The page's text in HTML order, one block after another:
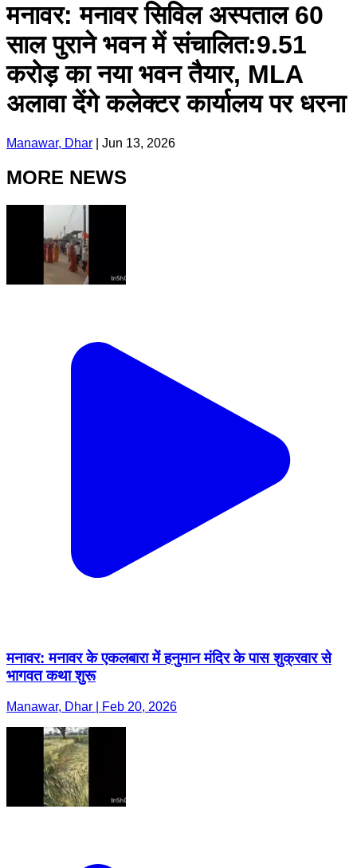
मनावर: मनावर सिविल अस्पताल 60
साल पुराने भवन में संचालित:9.51
करोड़ का नया भवन तैयार, MLA
अलावा देंगे कलेक्टर कार्यालय पर धरना
Manawar, Dhar Jun 13, 2026
MORE NEWS
मनावर: मनावर के एकलबारा में हनुमान मंदिर के पास शुक्रवार से
भागवत कथा शुरू
Manawar, Dhar | Feb 20, 2026